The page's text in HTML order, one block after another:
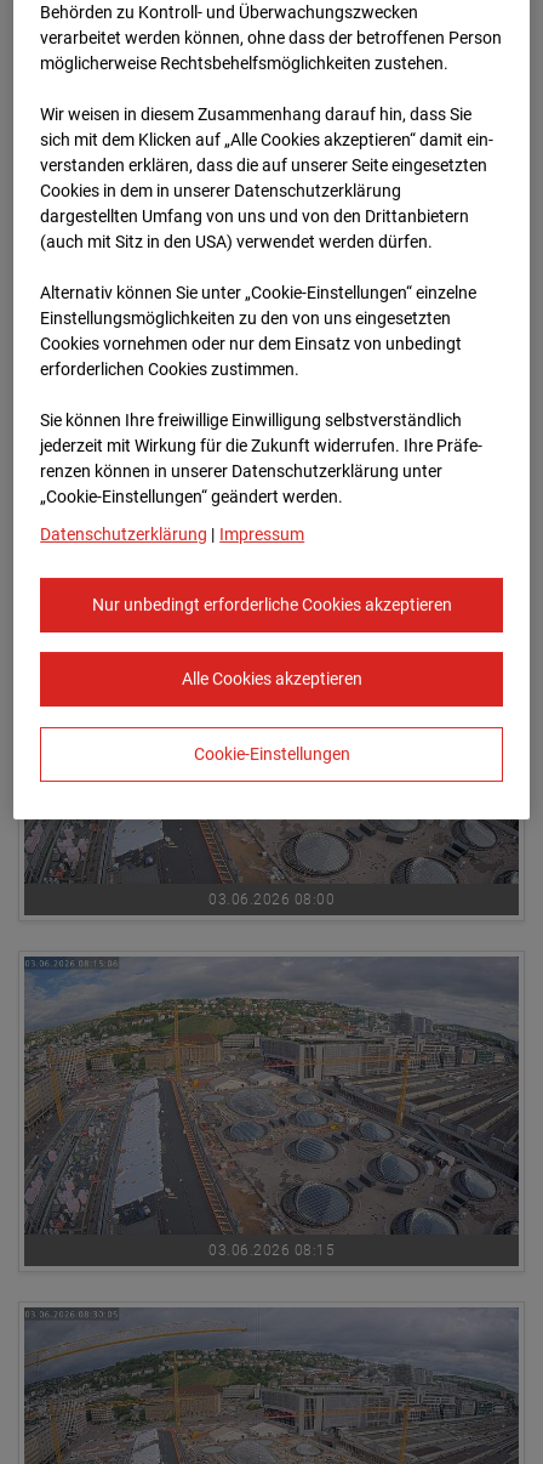
03.06.2026 07:30
03.06.2026 07:45
03.06.2026 08:00
03.06.2026 08:15
Behörden zu Kontroll- und Überwachungszwecken
verarbeitet werden können, ohne dass der betroffenen Person
möglicherweise Rechtsbehelfsmöglichkeiten zustehen.
Wir weisen in diesem Zusammenhang darauf hin, dass Sie
sich mit dem Klicken auf „Alle Cookies akzeptieren“ damit ein­
ver­standen erklären, dass die auf unserer Seite eingesetzten
Cookies in dem in unserer Datenschutzerklärung
dargestellten Umfang von uns und von den Drittanbietern
(auch mit Sitz in den USA) verwendet werden dürfen.
Alternativ können Sie unter „Cookie-Einstellungen“ einzelne
Einstellungsmöglichkeiten zu den von uns eingesetzten
Cookies vornehmen oder nur dem Einsatz von unbedingt
erforderlichen Cookies zustimmen.
Sie können Ihre freiwillige Einwilligung selbstverständlich
jederzeit mit Wirkung für die Zukunft widerrufen. Ihre Prä­fe­
renzen können in unserer Datenschutzerklärung unter
„Cookie-Einstellungen“ geändert werden.
Datenschutzerklärung | Impressum
Nur unbedingt erforderliche Cookies akzeptieren
Alle Cookies akzeptieren
Cookie-Einstellungen